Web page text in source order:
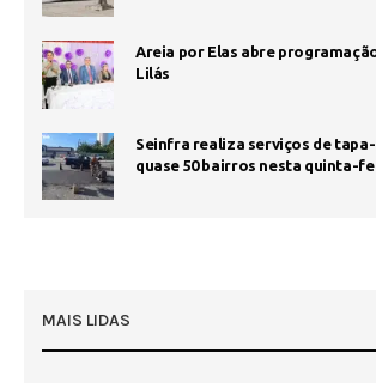
Areia por Elas abre
Lilás
Seinfra realiza serviços de
quase 50 bairros nesta quinta-
MAIS LIDAS